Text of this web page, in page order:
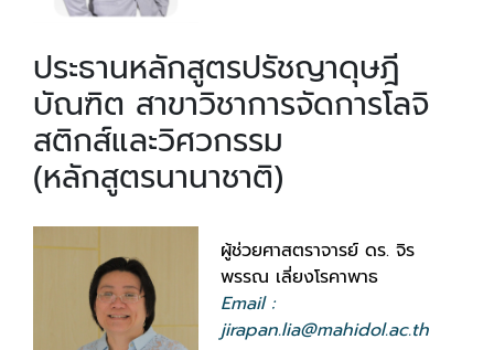
ประธานหลักสูตรปรัชญาดุษฎี
บัณฑิต สาขาวิชาการจัดการโลจิ
สติกส์และวิศวกรรม
(หลักสูตรนานาชาติ)
ผู้ช่วยศาสตราจารย์ ดร. จิร
พรรณ เลี่ยงโรคาพาธ
Email :
jirapan.lia@mahidol.ac.th